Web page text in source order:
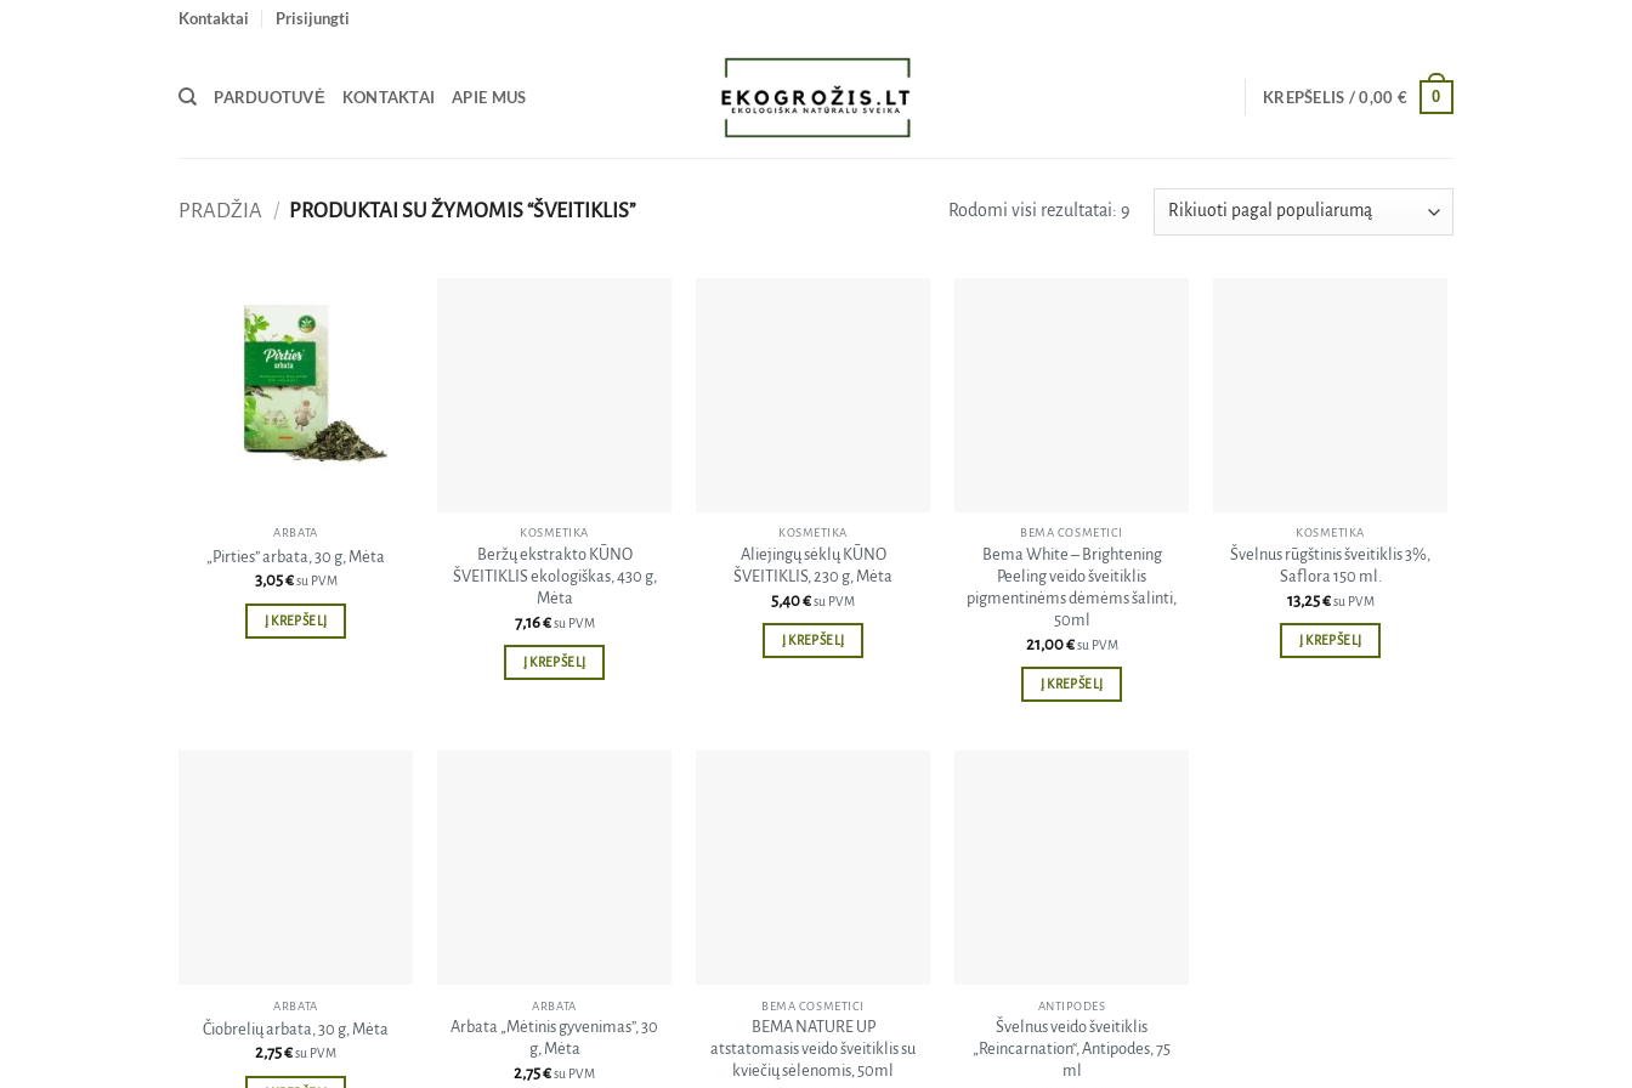
Kontaktai Prisijungti
PARDUOTUVĖ KONTAKTAI APIE MUS KREPŠELIS /0,00 € 0
PRADŽIA / PRODUKTAI SU ŽYMOMIS “ŠVEITIKLIS” Rodomi visi rezultatai: 9Rūšiuojama
pagal
ARBATA
„Pirties” arbata, 30 g, Mėta
3,05€ su PVM
Į KREPŠELĮ
KOSMETIKA
Beržų ekstrakto KŪNO
ŠVEITIKLIS ekologiškas, 430 g,
Mėta
7,16€ su PVM
Į KREPŠELĮ
KOSMETIKA
Aliejingų sėklų KŪNO
ŠVEITIKLIS, 230 g, Mėta
5,40€su PVM
Į KREPŠELĮ
BEMA COSMETICI
Bema White – Brightening
Peeling veido šveitiklis
pigmentinėms dėmėms šalinti,
50ml
21,00€ su PVM
Į KREPŠELĮ
KOSMETIKA
Švelnus rūgštinis šveitiklis 3%,
Saflora 150 ml.
13,25€ su PVM
Į KREPŠELĮ
ARBATA
Čiobrelių arbata, 30 g, Mėta
2,75€su PVM
ARBATA
Arbata „Mėtinis gyvenimas”, 30
g, Mėta
2,75€su PVM
BEMA COSMETICI
BEMA NATURE UP
atstatomasis veido šveitiklis su
kviečių sėlenomis, 50ml
ANTIPODES
Švelnus veido šveitiklis
„Reincarnation“, Antipodes, 75
ml